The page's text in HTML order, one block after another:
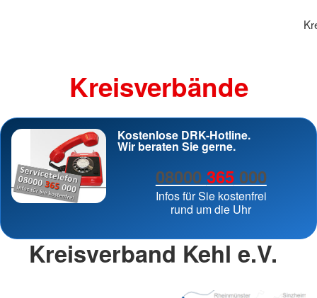
Kreisverbände
Kostenlose DRK-Hotline.
Wir beraten Sie gerne.
08000 365000
Infos für Sie kostenfrei
rund um die Uhr
Kreisverband Kehl e.V.